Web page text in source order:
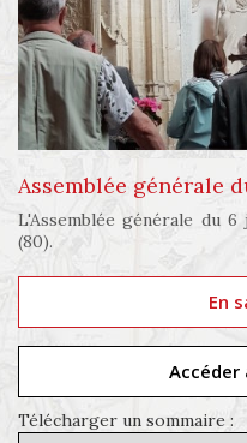
Assemblée générale
L'Assemblée générale du
(80).
En
Télécharger un sommaire :